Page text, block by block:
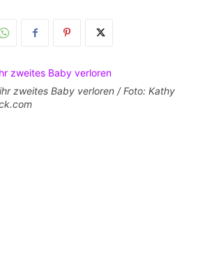
zweites Baby verloren / Foto: Kathy